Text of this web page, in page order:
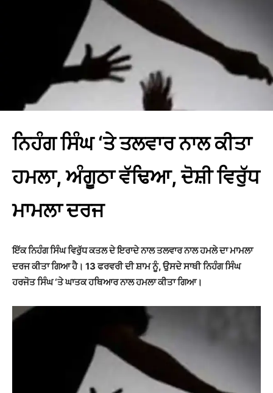
ਨਿਹੰਗ ਸਿੰਘ ‘ਤੇ ਤਲਵਾਰ ਨਾਲ ਕੀਤਾ
ਹਮਲਾ, ਅੰਗੂਠਾ ਵੱਢਿਆ, ਦੋਸ਼ੀ ਵਿਰੁੱਧ
ਮਾਮਲਾ ਦਰਜ
ਇੱਕ ਨਿਹੰਗ ਸਿੰਘ ਵਿਰੁੱਧ ਕਤਲ ਦੇ ਇਰਾਦੇ ਨਾਲ ਤਲਵਾਰ ਨਾਲ ਹਮਲੇ ਦਾ ਮਾਮਲਾ
ਦਰਜ ਕੀਤਾ ਗਿਆ ਹੈ। 13 ਫਰਵਰੀ ਦੀ ਸ਼ਾਮ ਨੂੰ, ਉਸਦੇ ਸਾਥੀ ਨਿਹੰਗ ਸਿੰਘ
ਹਰਜੋਤ ਸਿੰਘ ‘ਤੇ ਘਾਤਕ ਹਥਿਆਰ ਨਾਲ ਹਮਲਾ ਕੀਤਾ ਗਿਆ।